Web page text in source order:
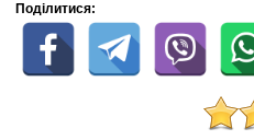
Поділитися: